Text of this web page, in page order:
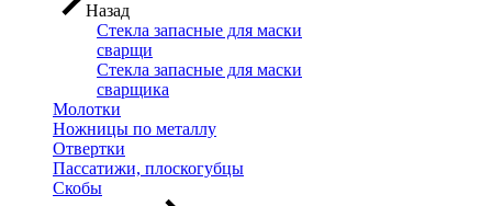
Назад
Стекла запасные для маски
сварщи
Стекла запасные для маски
сварщика
Молотки
Ножницы по металлу
Отвертки
Пассатижи, плоскогубцы
Скобы